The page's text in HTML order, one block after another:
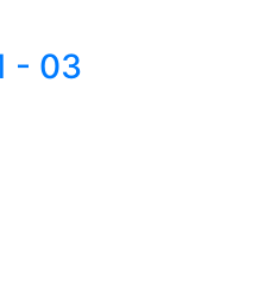
- 03